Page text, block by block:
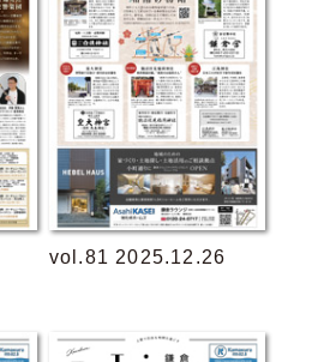
vol.81 2025.12.26